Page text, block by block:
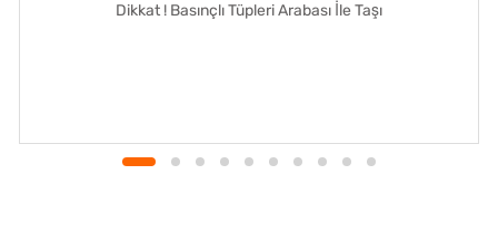
Dikkat ! Basınçlı Tüpleri Arabası İle Taşı